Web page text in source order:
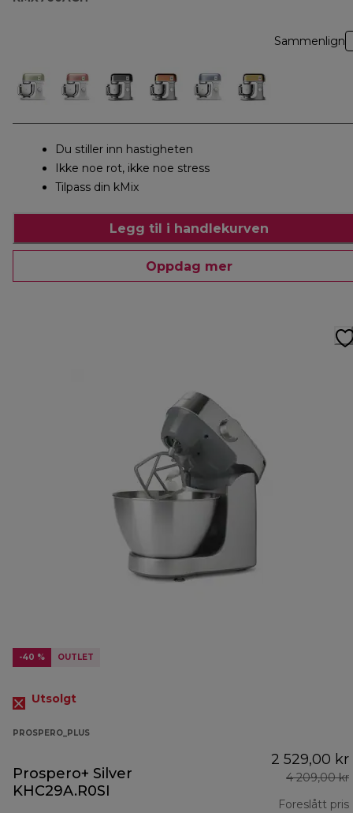
Sammenlign
Du stiller inn hastigheten
Ikke noe rot, ikke noe stress
Tilpass din kMix
Legg til i handlekurven
Oppdag mer
-40 % OUTLET
Utsolgt
PROSPERO_PLUS
Prospero+ Silver
KHC29A.R0SI
2 529,00 kr
4 209,00 kr
Foreslått pris